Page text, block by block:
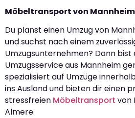
Möbeltransport von
Du planst einen Umzug von
und suchst nach einem
Umzugsunternehmen? Dann bist
Umzugsservice aus Mannheim
spezialisiert auf Umzüge
ins Ausland und bieten dir einen
stressfreien Möbeltransport von
Almere.